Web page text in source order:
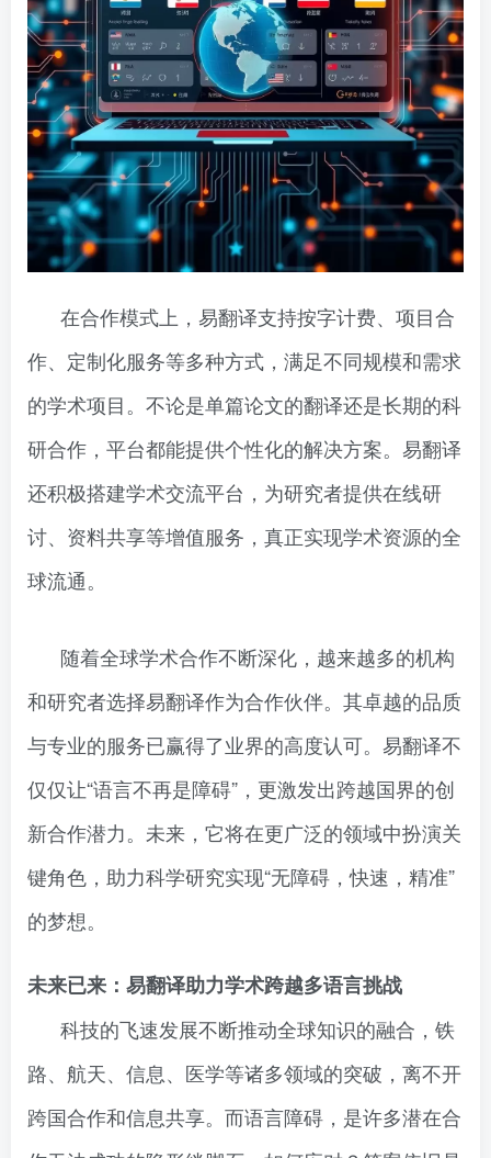
在合作模式上，易翻译支持按字计费、项目合
作、定制化服务等多种方式，满足不同规模和需求
的学术项目。不论是单篇论文的翻译还是长期的科
研合作，平台都能提供个性化的解决方案。易翻译
还积极搭建学术交流平台，为研究者提供在线研
讨、资料共享等增值服务，真正实现学术资源的全
球流通。
随着全球学术合作不断深化，越来越多的机构
和研究者选择易翻译作为合作伙伴。其卓越的品质
与专业的服务已赢得了业界的高度认可。易翻译不
仅仅让“语言不再是障碍”，更激发出跨越国界的创
新合作潜力。未来，它将在更广泛的领域中扮演关
键角色，助力科学研究实现“无障碍，快速，精准”
的梦想。
未来已来：易翻译助力学术跨越多语言挑战
科技的飞速发展不断推动全球知识的融合，铁
路、航天、信息、医学等诸多领域的突破，离不开
跨国合作和信息共享。而语言障碍，是许多潜在合